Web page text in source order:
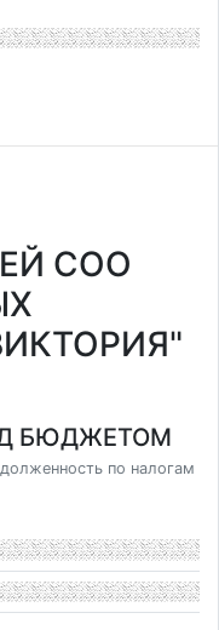
СОО
БЮДЖЕТОМ
по налогам